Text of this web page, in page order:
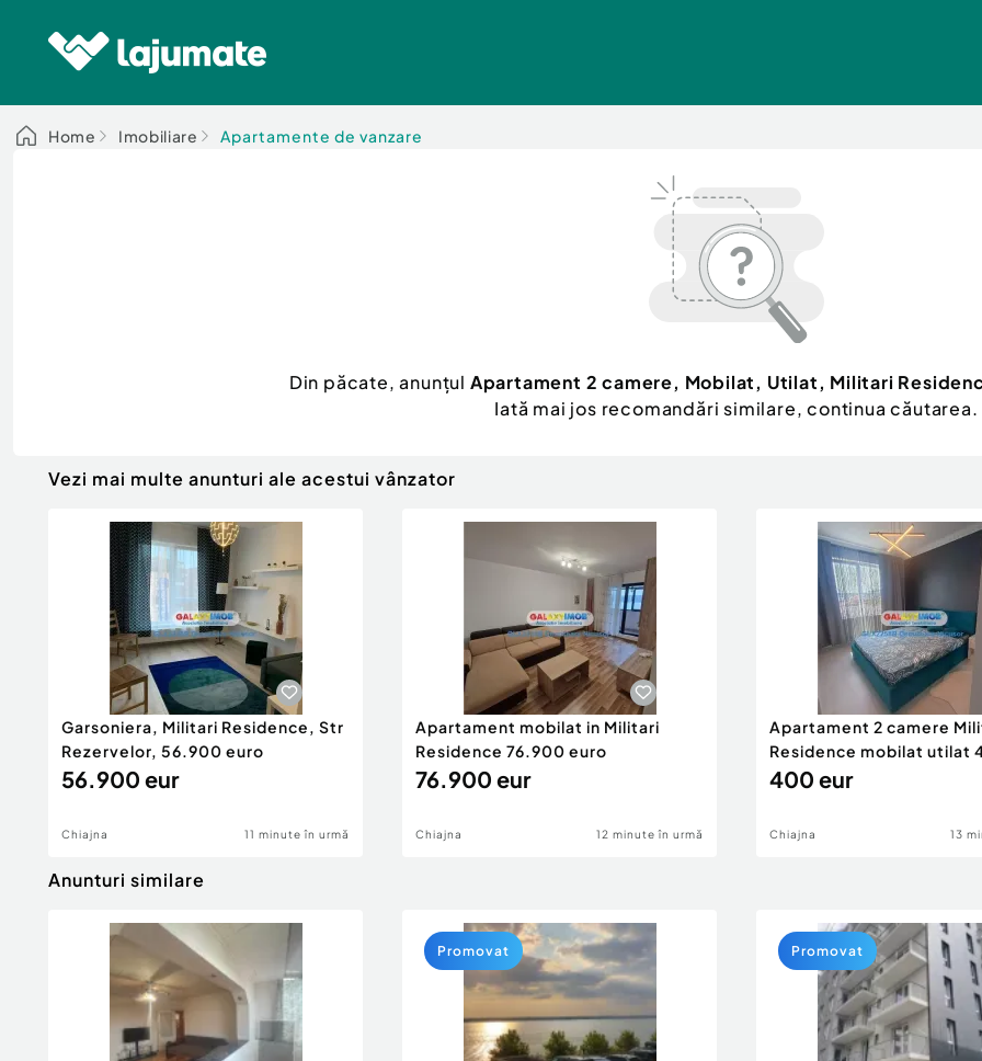
Home Imobiliare Apartamente de vanzare
Din păcate, anunțul Apartament 2 camere, Mobilat, Utilat, Militari
Iată mai jos recomandări similare, continua căutarea.
Vezi mai multe anunturi ale acestui vânzator
Garsoniera, Militari Residence, Str
Rezervelor, 56.900 euro
56.900 eur
Chiajna 11 minute în urmă
Apartament mobilat in Militari
Residence 76.900 euro
76.900 eur
Chiajna 12 minute în urmă
Apartament 2 camere
Residence mobilat utilat
400 eur
Chiajna 13
Anunturi similare
Promovat Promovat